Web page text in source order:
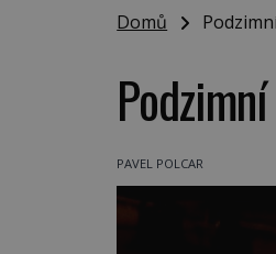
Domů
PAVEL POLCAR